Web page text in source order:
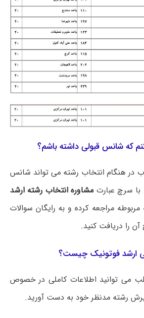
که شانس قبولی داشته باشم؟
در هنگام انتخاب رشته می تواند شانس
با سرچ عبارت مشاوره انتخاب رشته ارشد
مراجعه کرده و به رایگان سوالات
را دریافت کنید.
ارشد فوتونیک چیست؟
می‌ توانید اطلاعات کاملی در خصوص
رشته مدنظر خود به دست آورید.